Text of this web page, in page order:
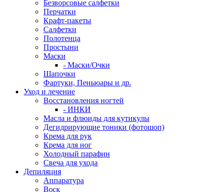
Безворсовые салфетки
Перчатки
Крафт-пакеты
Салфетки
Полотенца
Простыни
Маски
- Маски/Очки
Шапочки
Фартуки, Пеньюары и др.
Уход и лечение
Восстановления ногтей
- ИНКИ
Масла и флюиды для кутикулы
Дегидрирующие тоники (фотошоп)
Крема для рук
Крема для ног
Холодный парафин
Свеча для ухода
Депиляция
Аппаратура
Воск